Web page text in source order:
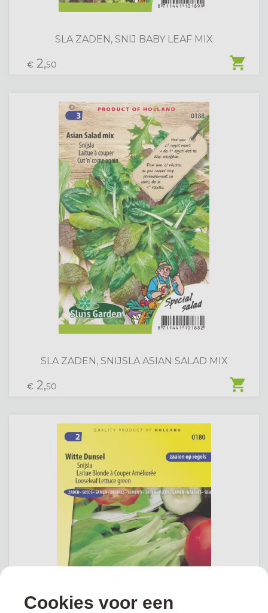
shopping_cart
SLA ZADEN, SNIJ BABY LEAF MIX
€ 2,50
shopping_cart
SLA ZADEN, SNIJSLA ASIAN SALAD MIX
€ 2,50
Cookies voor een